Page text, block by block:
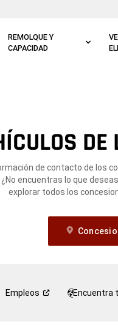
REMOLQUE Y
CAPACIDAD
de contacto de los
¿No encuentras lo que
explorar todos los
Empleos Encuentra